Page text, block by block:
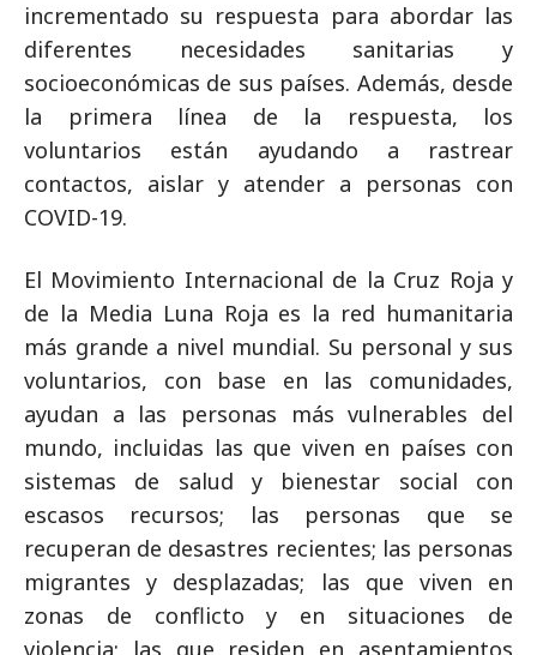
incrementado su respuesta para abordar las
diferentes necesidades sanitarias y
socioeconómicas de sus países. Además, desde
la primera línea de la respuesta, los
voluntarios están ayudando a rastrear
contactos, aislar y atender a personas con
COVID-19.
El Movimiento Internacional de la Cruz Roja y
de la Media Luna Roja es la red humanitaria
más grande a nivel mundial. Su personal y sus
voluntarios, con base en las comunidades,
ayudan a las personas más vulnerables del
mundo, incluidas las que viven en países con
sistemas de salud y bienestar social con
escasos recursos; las personas que se
recuperan de desastres recientes; las personas
migrantes y desplazadas; las que viven en
zonas de conflicto y en situaciones de
violencia; las que residen en asentamientos